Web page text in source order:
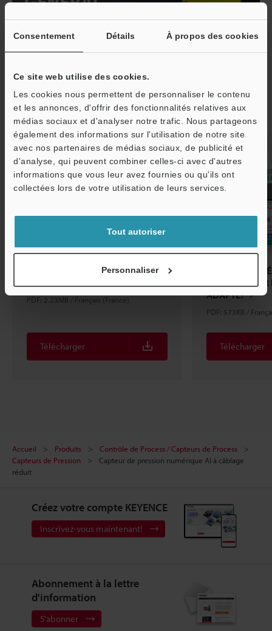
Consentement Détails À propos des cookies
Ce site web utilise des cookies.
Les cookies nous permettent de personnaliser le contenu
et les annonces, d'offrir des fonctionnalités relatives aux
médias sociaux et d'analyser notre trafic. Nous partageons
également des informations sur l'utilisation de notre site
avec nos partenaires de médias sociaux, de publicité et
d'analyse, qui peuvent combiner celles-ci avec d'autres
informations que vous leur avez fournies ou qu'ils ont
collectées lors de votre utilisation de leurs services.
Tout autoriser
Personnaliser
Articles recommandés
Véhicules électriques Exemples
d’améliorations
PDF: 2.23MB / Français (France)
Télécharger
DES
ADAPTÉ?
PDF: 573KB /
Télécharger
Accueil Produits
Contrôle de Process / Capteurs de Process
Capteurs de Pression
Capteur de pression numérique AI à câblage
réduit
Créez votre compte KEYENCE
Inscrivez-vous maintenant!
Abonnement à la lettre
d'information
S'abonner